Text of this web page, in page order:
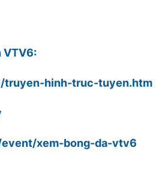
VTV6:
hinh-truc-tuyen.htm
xem-bong-da-vtv6